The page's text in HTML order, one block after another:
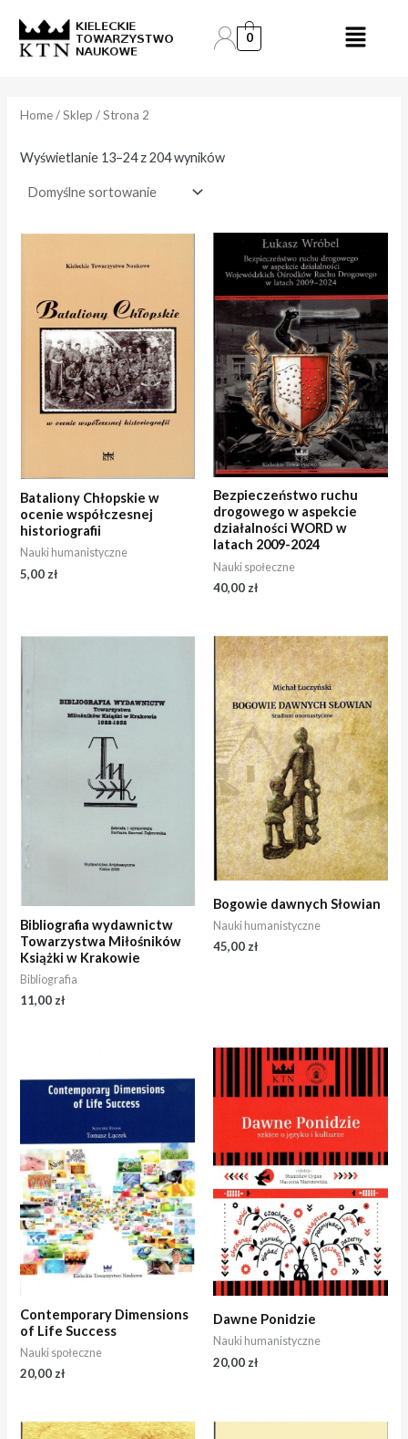
content
0
Home/Sklep / Strona 2
Wyświetlanie 13–24 z 204 wyników
Bataliony Chłopskie w
ocenie współczesnej
historiografii
Nauki humanistyczne
5,00 zł
Bezpieczeństwo ruchu
drogowego w aspekcie
działalności WORD w
latach 2009-2024
Nauki społeczne
40,00 zł
Bibliografia wydawnictw
Towarzystwa Miłośników
Książki w Krakowie
Bibliografia
11,00 zł
Bogowie dawnych Słowian
Nauki humanistyczne
45,00 zł
Contemporary Dimensions
of Life Success
Nauki społeczne
20,00 zł
Dawne Ponidzie
Nauki humanistyczne
20,00 zł